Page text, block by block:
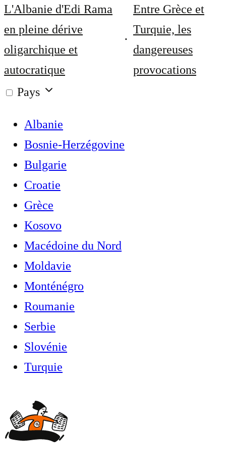
L'Albanie d'Edi Rama
en pleine dérive
oligarchique et
autocratique
Entre Grèce et
Turquie, les
dangereuses
provocations
Pays
Albanie
Bosnie-Herzégovine
Bulgarie
Croatie
Grèce
Kosovo
Macédoine du Nord
Moldavie
Monténégro
Roumanie
Serbie
Slovénie
Turquie